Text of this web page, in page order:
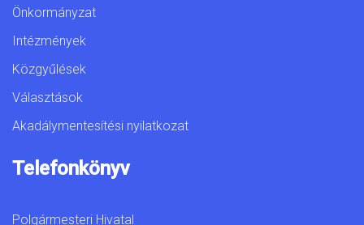
Önkormányzat
Intézmények
Közgyűlések
Választások
Akadálymentesítési nyilatkozat
Telefonkönyv
Polgármesteri Hivatal